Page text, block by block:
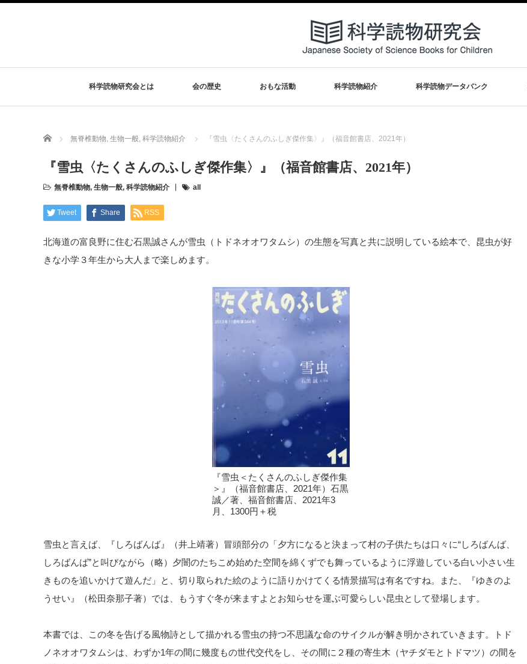
科学読物研究会とは 会の歴史 おもな活動 科学読物紹介 科学読物データバンク
Home 無脊椎動物, 生物一般, 科学読物紹介 『雪虫〈たくさんのふしぎ傑作集〉』（福音館書店、2021年）
『雪虫〈たくさんのふしぎ傑作集〉』（福音館書店、2021年）
無脊椎動物, 生物一般, 科学読物紹介 all
Tweet Share RSS
北海道の富良野に住む石黒誠さんが雪虫（トドネオオワタムシ）の生態を写真と共に説明している絵本で、昆虫が好
きな小学３年生から大人まで楽しめます。
『雪虫＜たくさんのふしぎ傑作集
＞』（福音館書店、2021年）石黒
誠／著、福音館書店、2021年3
月、1300円＋税
雪虫と言えば、『しろばんば』（井上靖著）冒頭部分の「夕方になると決まって村の子供たちは口々に“しろばんば、
しろばんば”と叫びながら（略）夕闇のたちこめ始めた空間を綿くずでも舞っているように浮遊している白い小さい生
きものを追いかけて遊んだ」と、切り取られた絵のように語りかけてくる情景描写は有名ですね。また、『ゆきのよ
うせい』（松田奈那子著）では、もうすぐ冬が来ますよとお知らせを運ぶ可愛らしい昆虫として登場します。
本書では、この冬を告げる風物詩として描かれる雪虫の持つ不思議な命のサイクルが解き明かされていきます。トド
ノネオオワタムシは、わずか1年の間に幾度もの世代交代をし、その間に２種の寄生木（ヤチダモとトドマツ）の間を